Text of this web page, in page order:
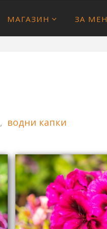
МАГАЗИН ЗА МЕН
, водни капки